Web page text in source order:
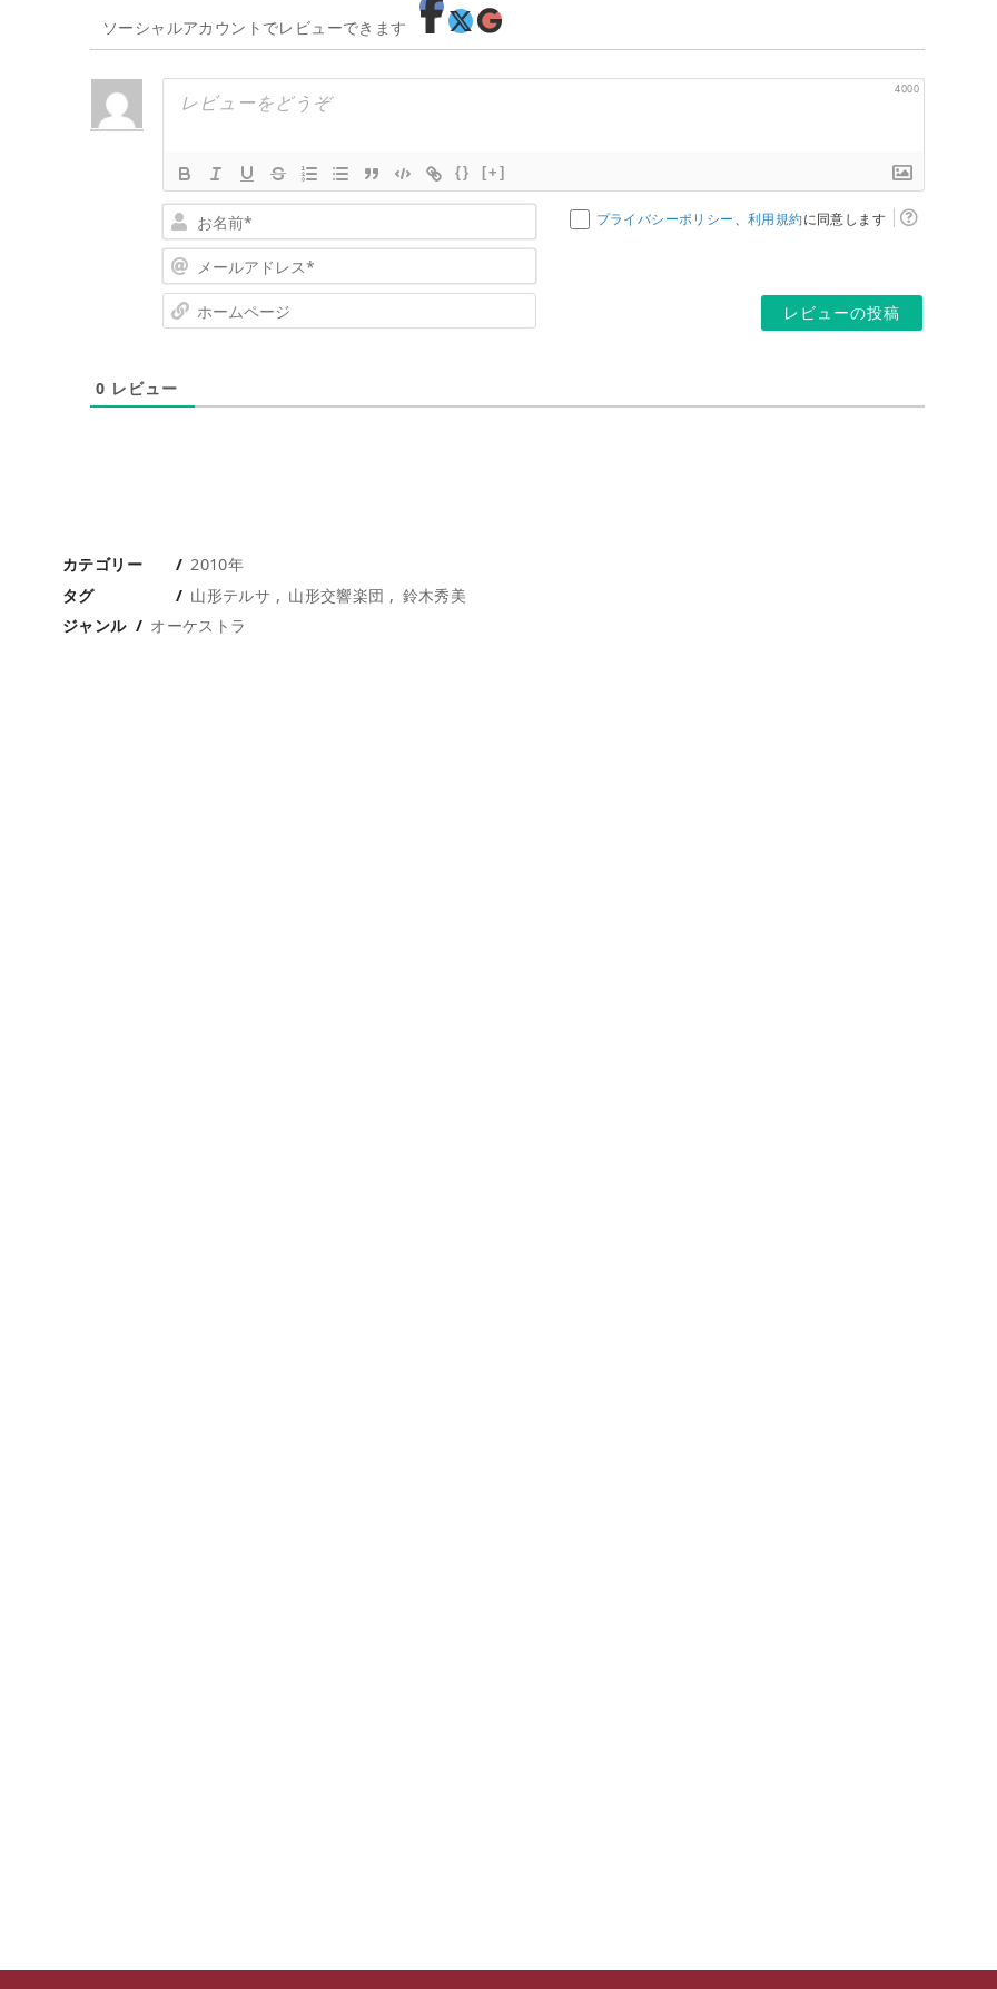
ソーシャルアカウントでレビューできます
4000
{} [+]
名
*ー
ス
ー
ー
プライバシーポリシー、 利用規約に同意します
0 レビュー
カテゴリー
2010年
タグ
山形テルサ 山形交響楽団
鈴木秀美
ジャンル
オーケストラ